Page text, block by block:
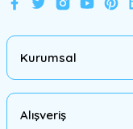
Kurumsal
Alışveriş